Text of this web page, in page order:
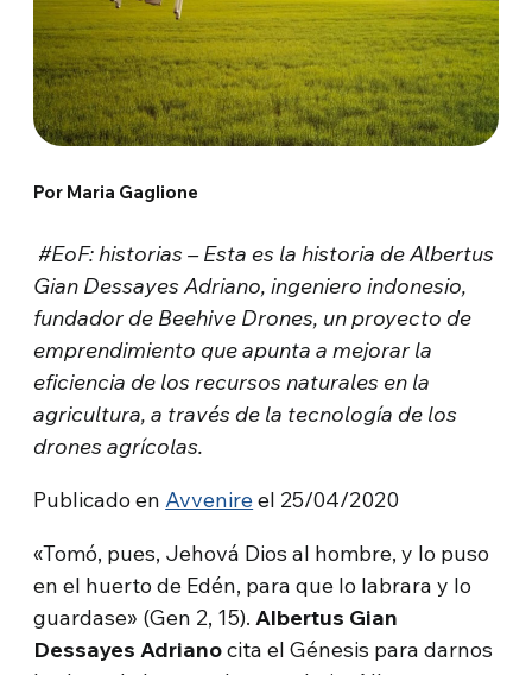
Por Maria Gaglione
#EoF: historias – Esta es la historia de Albertus
Gian Dessayes Adriano, ingeniero indonesio,
fundador de Beehive Drones, un proyecto de
emprendimiento que apunta a mejorar la
eficiencia de los recursos naturales en la
agricultura, a través de la tecnología de los
drones agrícolas.
Publicado enAvvenireel 25/04/2020
«Tomó, pues, Jehová Dios al hombre, y lo puso
en el huerto de Edén, para que lo labrara y lo
guardase» (Gen 2, 15).Albertus Gian
Dessayes Adrianocita el Génesis para darnos